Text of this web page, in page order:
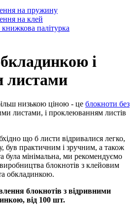
на пружину
на клей
палітурка
і
листами
низькою ціною - це блокноти без
листами, і проклеюванням листів
що б листи відривалися легко,
був практичним і зручним, а також
була мінімальна, ми рекомендуємо
блокнотів з клейовим
обкладинкою.
блокнотів з відривними
від 100 шт.